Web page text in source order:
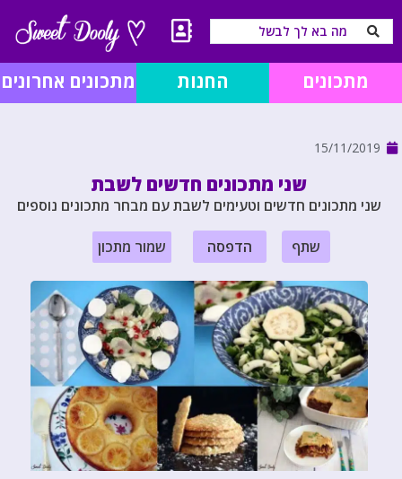
מתכונים החנות מתכונים אחרונים
15/11/2019
שני מתכונים חדשים לשבת
שני מתכונים חדשים וטעימים לשבת עם מבחר מתכונים נוספים
שתף הדפסה שמור מתכון